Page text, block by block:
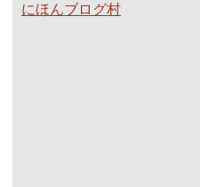
にほんブログ村